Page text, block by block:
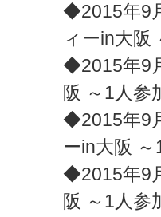
◆2015年9
ィーin大阪
◆2015年9
阪 ～1人参
◆2015年9
ーin大阪
◆2015年9
阪 ～1人参